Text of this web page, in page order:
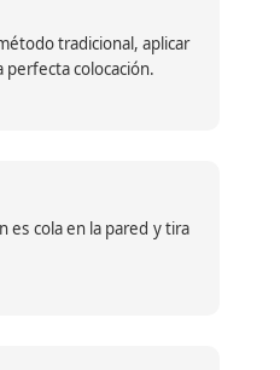
tradicional, aplicar
perfecta colocación.
es cola en la pared y tira